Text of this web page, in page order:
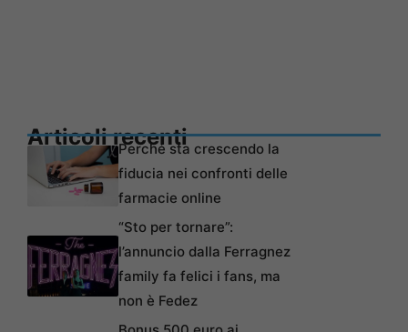
Articoli recentiPerché sta crescendo la
fiducia nei confronti delle
farmacie online
“Sto per tornare”:
l’annuncio dalla Ferragnez
family fa felici i fans, ma
non è Fedez